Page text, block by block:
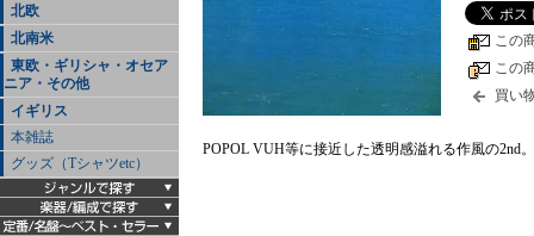
北欧
北南米
東欧・ギリシャ・オセア
ニア・その他
イギリス
本雑誌
グッズ（Tシャツetc）
この
この
買い
POPOL VUH等に接近した透明感溢れる作風の2nd